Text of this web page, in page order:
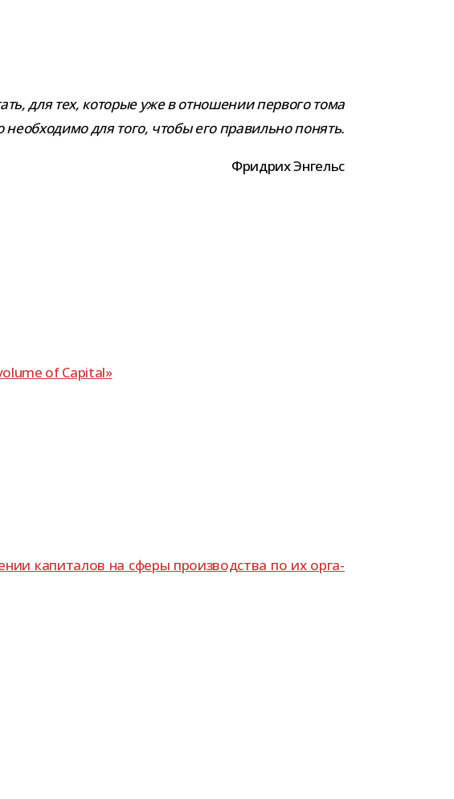
для тех, кото­рые уже в отно­ше­нии пер­вого тома
для того, чтобы его пра­вильно понять.
Фридрих Энгельс
of Capital»
капи­та­лов на сферы про­из­вод­ства по их орга­